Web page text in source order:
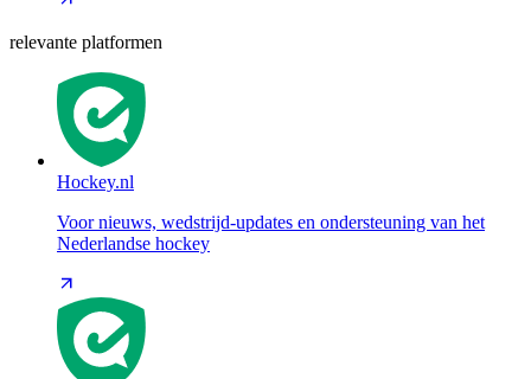
relevante platformen
Hockey.nl
Voor nieuws, wedstrijd-updates en ondersteuning van het
Nederlandse hockey